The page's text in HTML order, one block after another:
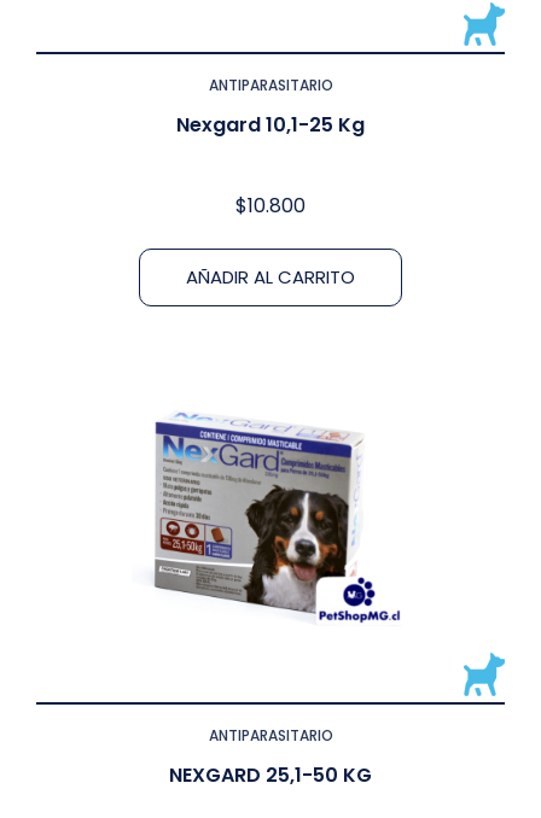
ANTIPARASITARIO
Nexgard 10,1-25 Kg
$10.800
AÑADIR AL CARRITO
ANTIPARASITARIO
NEXGARD 25,1-50 KG